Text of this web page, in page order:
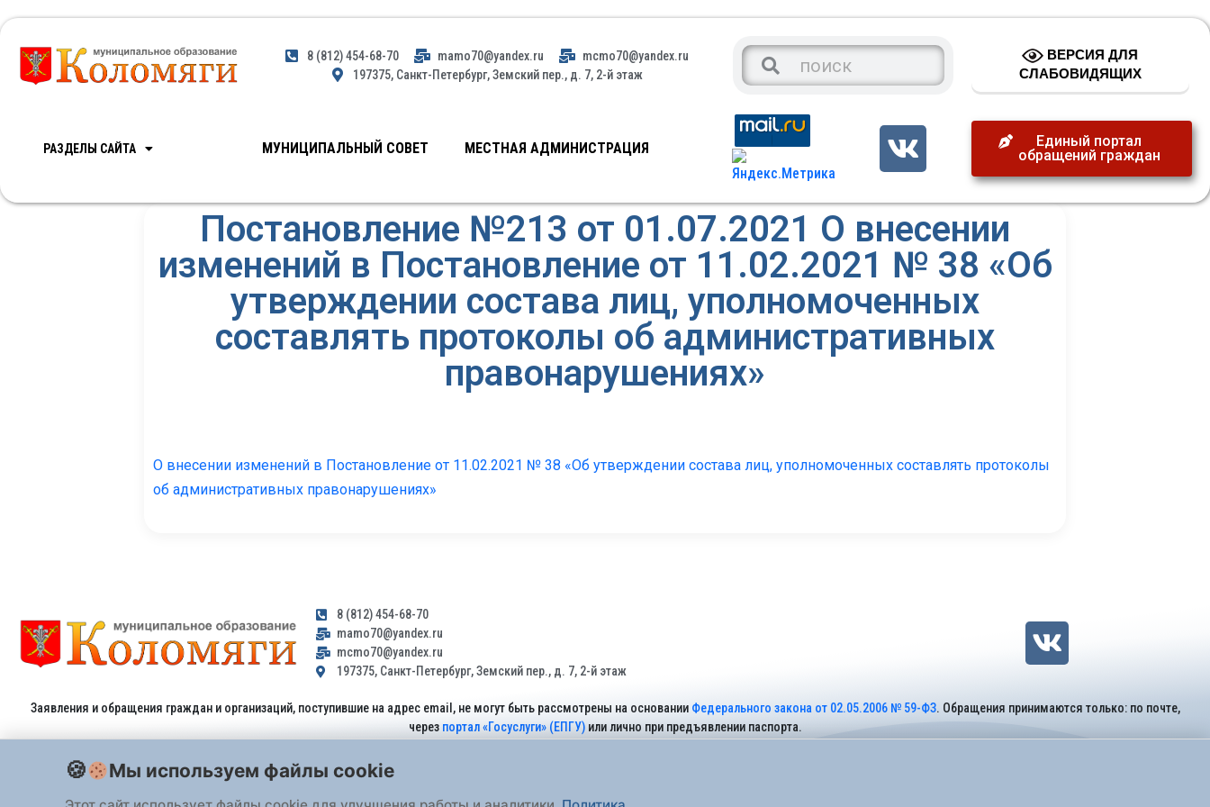
8 (812) 454-68-70 mamo70@yandex.ru
mcmo70@yandex.ru
197375, Санкт-Петербург, Земский пер., д. 7, 2-й этаж
ВЕРСИЯ ДЛЯ
СЛАБОВИДЯЩИХ
РАЗДЕЛЫ САЙТА МУНИЦИПАЛЬНЫЙ СОВЕТ МЕСТНАЯ АДМИНИСТРАЦИЯ
Единый портал
обращений граждан
Постановление №213 от 01.07.2021 О внесении
изменений в Постановление от 11.02.2021 № 38 «Об
утверждении состава лиц, уполномоченных
составлять протоколы об административных
правонарушениях»
О внесении изменений в Постановление от 11.02.2021 № 38 «Об утверждении состава лиц, уполномоченных составлять протоколы
об административных правонарушениях»
8 (812) 454-68-70
mamo70@yandex.ru
mcmo70@yandex.ru
197375, Санкт-Петербург, Земский пер., д. 7, 2-й этаж
Заявления и обращения граждан и организаций, поступившие на адрес email, не могут быть рассмотрены на основании Федерального закона от 02.05.2006 № 59-ФЗ. Обращения принимаются только: по почте,
через портал «Госуслуги» (ЕПГУ)или лично при предъявлении паспорта.
Мы используем файлы cookie